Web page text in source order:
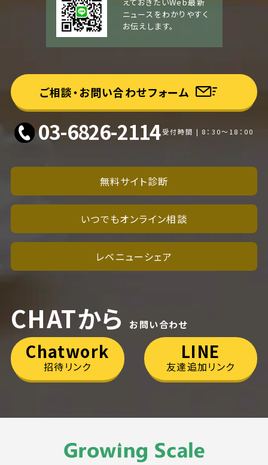
ニュースをわかりやすく
お伝えします。
ご相談・お問い合わせフォーム
03-6826-2114 受付時間 | 8：30～18：00
無料サイト診断
いつでもオンライン相談
レベニューシェア
CHATから お問い合わせ
Chatwork
招待リンク
LINE
友達追加リンク